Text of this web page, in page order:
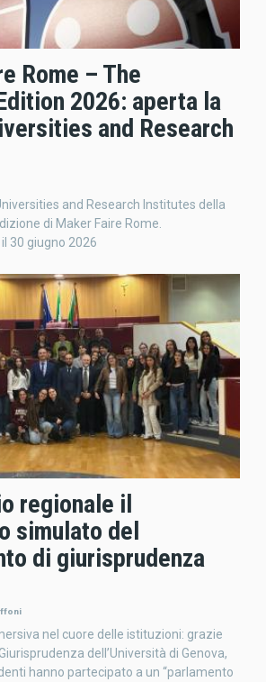
Rome – The
2026: aperta la
and Research
and Research Institutes della
di Maker Faire Rome.
30 giugno 2026
regionale il
simulato del
di giurisprudenza
nel cuore delle istituzioni: grazie
dell’Università di Genova,
hanno partecipato a un “parlamento